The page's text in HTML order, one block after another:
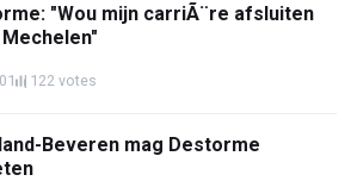
"Wou mijn carriÃ¨re afsluiten
Mechelen"
122 votes
Beveren mag Destorme